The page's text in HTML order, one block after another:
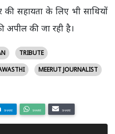
की सहायता के लिए भी साथियों
की जा रही है।
TRIBUTE
MEERUT JOURNALIST
SHARE SHARE SHARE